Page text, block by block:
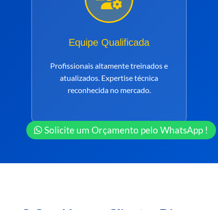
Equipe Qualificada
Profissionais altamente treinados e
atualizados. Expertise técnica
reconhecida no mercado.
Solicite um Orçamento pelo WhatsApp !